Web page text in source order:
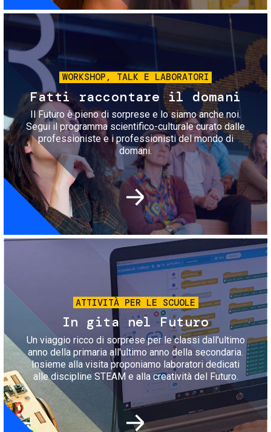
Immagine
WORKSHOP, TALK E LABORATORI
Fatti raccontare il domani
Il Futuro è pieno di sorprese e lo siamo anche noi.
Segui il programma scientifico-culturale curato dalle
professioniste e i professionisti del mondo di
domani.
Immagine
ATTIVITÀ PER LE SCUOLE
In gita nel Futuro
Un viaggio ricco di sorprese per le classi dall'ultimo
anno della primaria all'ultimo anno della secondaria.
Insieme alla visita proponiamo laboratori dedicati
alle discipline STEAM e alla creatività del Futuro.